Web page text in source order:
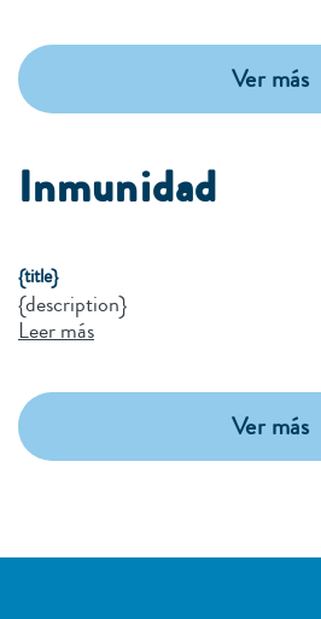
Ver más
Inmunidad
{title}
{description}
Leer más
Ver más